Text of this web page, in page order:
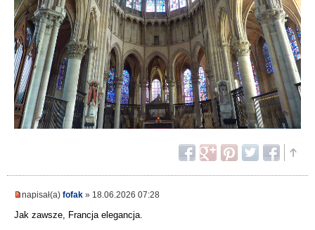
napisał(a) fofak » 18.06.2026 07:28
Jak zawsze, Francja elegancja.